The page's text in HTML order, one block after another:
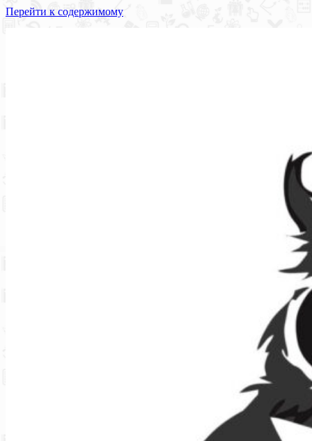
Перейти к содержимому